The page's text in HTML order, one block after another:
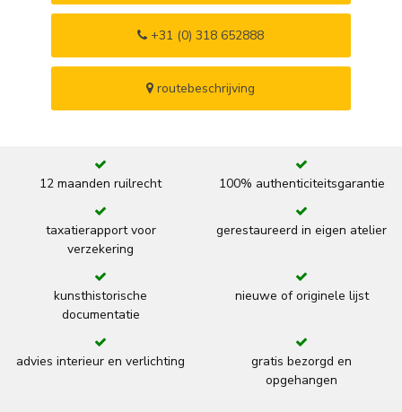
+31 (0) 318 652888
routebeschrijving
12 maanden ruilrecht 100% authenticiteitsgarantie
taxatierapport voor
verzekering
gerestaureerd in eigen atelier
kunsthistorische
documentatie
nieuwe of originele lijst
advies interieur en verlichting
gratis bezorgd en
opgehangen